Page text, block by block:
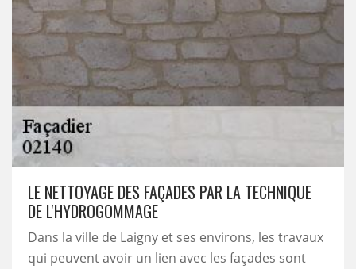
LE NETTOYAGE DES FAÇADES PAR LA TECHNIQUE
DE L'HYDROGOMMAGE
Dans la ville de Laigny et ses environs, les travaux
qui peuvent avoir un lien avec les façades sont